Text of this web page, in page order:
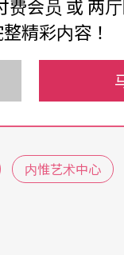
费会员 或 两
精彩内容！
内惟艺术中心